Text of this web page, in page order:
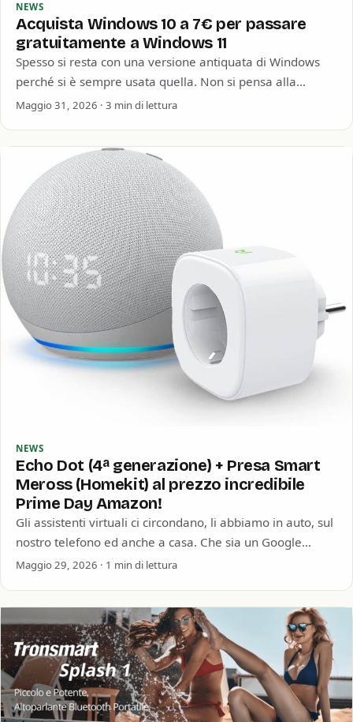
NEWS
Acquista Windows 10 a 7€ per passare
gratuitamente a Windows 11
Spesso si resta con una versione antiquata di Windows
perché si è sempre usata quella. Non si pensa alla
sicurezza informatica o…
Maggio 31, 2026 · 3 min di lettura
NEWS
Echo Dot (4ª generazione) + Presa Smart
Meross (Homekit) al prezzo incredibile
Prime Day Amazon!
Gli assistenti virtuali ci circondano, li abbiamo in auto, sul
nostro telefono ed anche a casa. Che sia un Google
Home, un…
Maggio 29, 2026 · 1 min di lettura